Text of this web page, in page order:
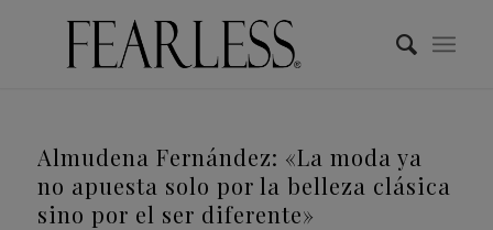
Almudena Fernández: «La moda ya
no apuesta solo por la belleza clásica
sino por el ser diferente»